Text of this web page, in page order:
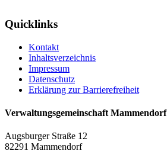
Quicklinks
Kontakt
Inhaltsverzeichnis
Impressum
Datenschutz
Erklärung zur Barrierefreiheit
Verwaltungsgemeinschaft Mammendorf
Augsburger Straße 12
82291 Mammendorf